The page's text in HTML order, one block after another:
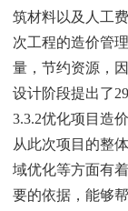
筑材料以及人工
次工程的造价管
量，节约资源，
设计阶段提出了
3.3.2优化项目造
从此次项目的整
域优化等方面有
要的依据，能够